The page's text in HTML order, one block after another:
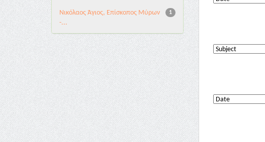
1
Νικόλαος Άγιος, Επίσκοπος Μύρων
-...